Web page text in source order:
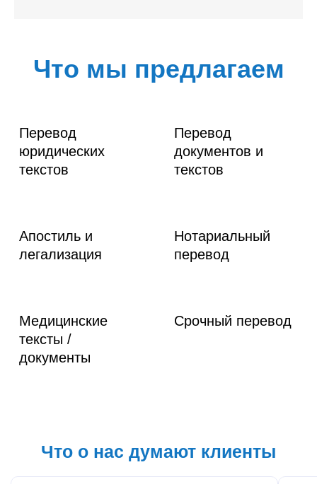
Что мы предлагаем
Перевод
юридических
текстов
Перевод
документов и
текстов
Апостиль и
легализация
Нотариальный
перевод
Медицинские
тексты /
документы
Срочный перевод
Что о нас думают клиенты